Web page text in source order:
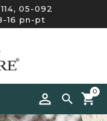
05-092
16 pn-pt

0